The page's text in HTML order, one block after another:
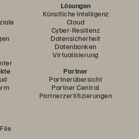
Lösungen
Künstliche Intelligenz
Cloud
Cyber-Resilienz
Datensicherheit
Datenbanken
Virtualisierung
Partner
Partnerübersicht
Partner Central
Partnerzertifizierungen